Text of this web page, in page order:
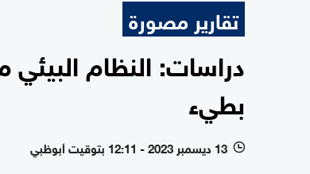
تقارير مصورة
دراسات: النظام
بطيء
l 13 ديسمبر 2023 - 12:11 بتوقيت أبوظبي